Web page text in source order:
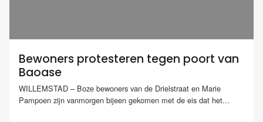
Bewoners protesteren tegen poort van
Baoase
WILLEMSTAD – Boze bewoners van de Drielstraat en Marie
Pampoen zijn vanmorgen bijeen gekomen met de eis dat het...